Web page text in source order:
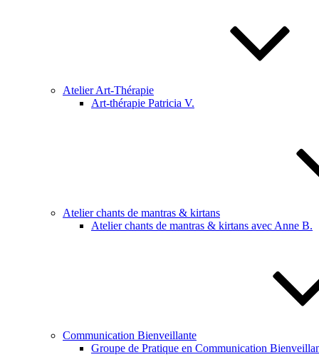
Atelier Art-Thérapie
Art-thérapie Patricia V.
Atelier chants de mantras & kirtans
Atelier chants de mantras & kirtans avec Anne B.
Communication Bienveillante
Groupe de Pratique en Communication